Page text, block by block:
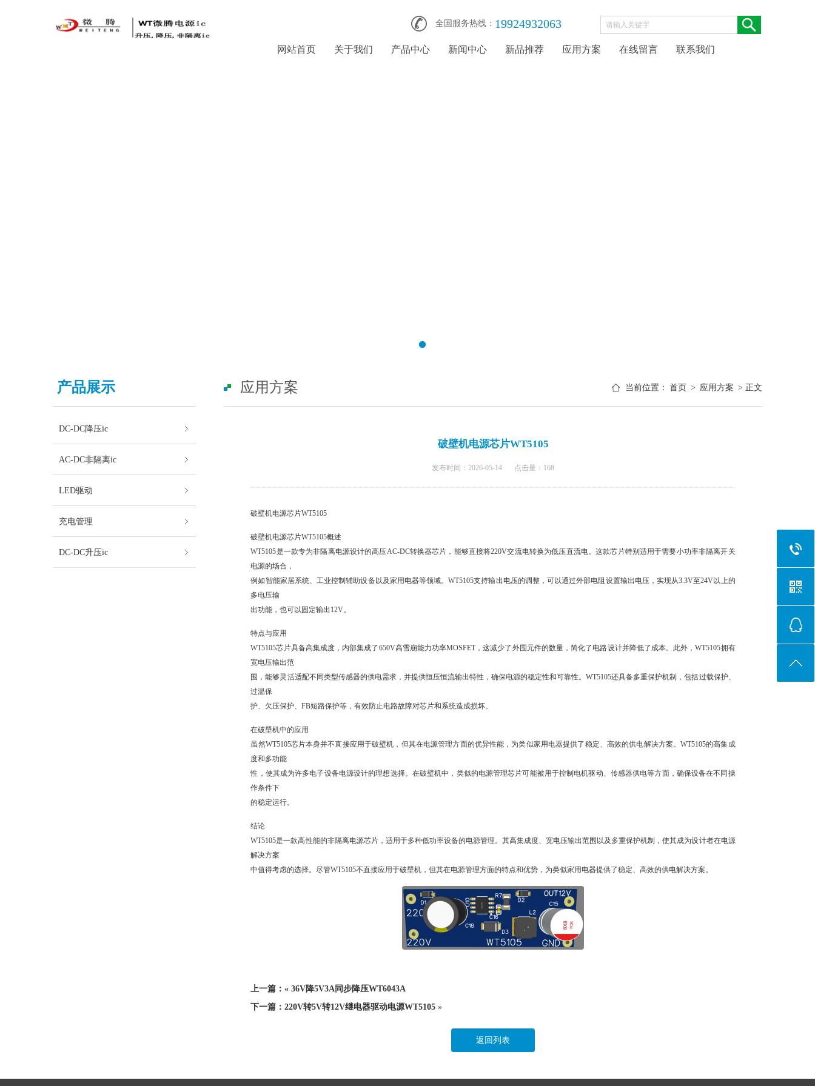
全国服务热线： 19924932063
网站首页 关于我们 产品中心 新闻中心 新品推荐 应用方案 在线留言 联系我们
产品展示
DC-DC降压ic
AC-DC非隔离ic
LED驱动
充电管理
DC-DC升压ic
当前位置： 首页 > 应用方案 > 正文
应用方案
破壁机电源芯片WT5105
发布时间：2026-05-14 点击量： 168
破壁机电源芯片WT5105
破壁机电源芯片WT5105概述
WT5105是一款专为非隔离电源设计的高压AC-DC转换器芯片，能够直接将220V交流电转换为低压直流电。这款芯片特别适用于需要小功率非隔离开关
电源的场合，
例如智能家居系统、工业控制辅助设备以及家用电器等领域。WT5105支持输出电压的调整，可以通过外部电阻设置输出电压，实现从3.3V至24V以上的
多电压输
出功能，也可以固定输出12V。
特点与应用
WT5105芯片具备高集成度，内部集成了650V高雪崩能力功率MOSFET，这减少了外围元件的数量，简化了电路设计并降低了成本。此外，WT5105拥有
宽电压输出范
围，能够灵活适配不同类型传感器的供电需求，并提供恒压恒流输出特性，确保电源的稳定性和可靠性。WT5105还具备多重保护机制，包括过载保护、
过温保
护、欠压保护、FB短路保护等，有效防止电路故障对芯片和系统造成损坏。
在破壁机中的应用
虽然WT5105芯片本身并不直接应用于破壁机，但其在电源管理方面的优异性能，为类似家用电器提供了稳定、高效的供电解决方案。WT5105的高集成
度和多功能
性，使其成为许多电子设备电源设计的理想选择。在破壁机中，类似的电源管理芯片可能被用于控制电机驱动、传感器供电等方面，确保设备在不同操
作条件下
的稳定运行。
结论
WT5105是一款高性能的非隔离电源芯片，适用于多种低功率设备的电源管理。其高集成度、宽电压输出范围以及多重保护机制，使其成为设计者在电源
解决方案
中值得考虑的选择。尽管WT5105不直接应用于破壁机，但其在电源管理方面的特点和优势，为类似家用电器提供了稳定、高效的供电解决方案。
上一篇：«36V降5V3A同步降压WT6043A
下一篇：220V转5V转12V继电器驱动电源WT5105 »
返回列表